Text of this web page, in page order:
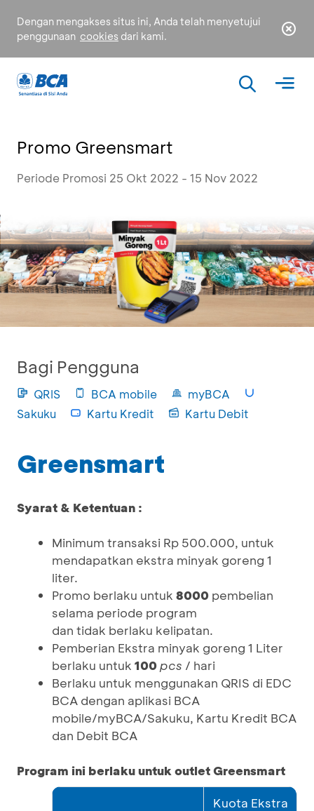
Dengan mengakses situs ini, Anda telah menyetujui
penggunaan cookies dari kami.
Promo Greensmart
Periode Promosi 25 Okt 2022 - 15 Nov 2022
Bagi Pengguna
QRIS BCA mobile
myBCA
Sakuku
Kartu Kredit Kartu Debit
Greensmart
Syarat & Ketentuan :
Minimum transaksi Rp 500.000, untuk
mendapatkan ekstra minyak goreng 1
liter.
Promo berlaku untuk 8000 pembelian
selama periode program
dan tidak berlaku kelipatan.
Pemberian Ekstra minyak goreng 1 Liter
berlaku untuk 100pcs / hari
Berlaku untuk menggunakan QRIS di EDC
BCA dengan aplikasi BCA
mobile/myBCA/Sakuku, Kartu Kredit BCA
dan Debit BCA
Program ini berlaku untuk outlet Greensmart
Kuota Ekstra